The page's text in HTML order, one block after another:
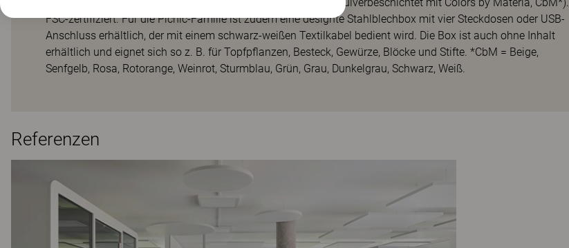
FSC-zertifiziert. Für die Picnic-Familie ist zudem eine designte Stahlblechbox mit vier Steckdosen oder USB-
Anschluss erhältlich, der mit einem schwarz-weißen Textilkabel bedient wird. Die Box ist auch ohne Inhalt
erhältlich und eignet sich so z. B. für Topfpflanzen, Besteck, Gewürze, Blöcke und Stifte. *CbM = Beige,
Senfgelb, Rosa, Rotorange, Weinrot, Sturmblau, Grün, Grau, Dunkelgrau, Schwarz, Weiß.
Referenzen